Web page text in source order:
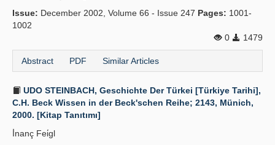
Issue: December 2002, Volume 66 - Issue 247 Pages: 1001-
1002
0
1479
Abstract PDF Similar Articles
UDO STEINBACH, Geschichte Der Türkei [Türkiye Tarihi],
C.H. Beck Wissen in der Beck'schen Reihe; 2143, Münich,
2000. [Kitap Tanıtımı]
İ̇nanç Fei̇gl